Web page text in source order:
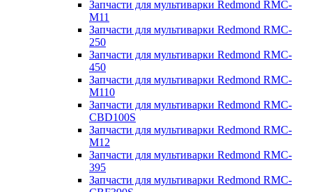
Запчасти для мультиварки Redmond RMC-
M11
Запчасти для мультиварки Redmond RMC-
250
Запчасти для мультиварки Redmond RMC-
450
Запчасти для мультиварки Redmond RMC-
M110
Запчасти для мультиварки Redmond RMC-
CBD100S
Запчасти для мультиварки Redmond RMC-
M12
Запчасти для мультиварки Redmond RMC-
395
Запчасти для мультиварки Redmond RMC-